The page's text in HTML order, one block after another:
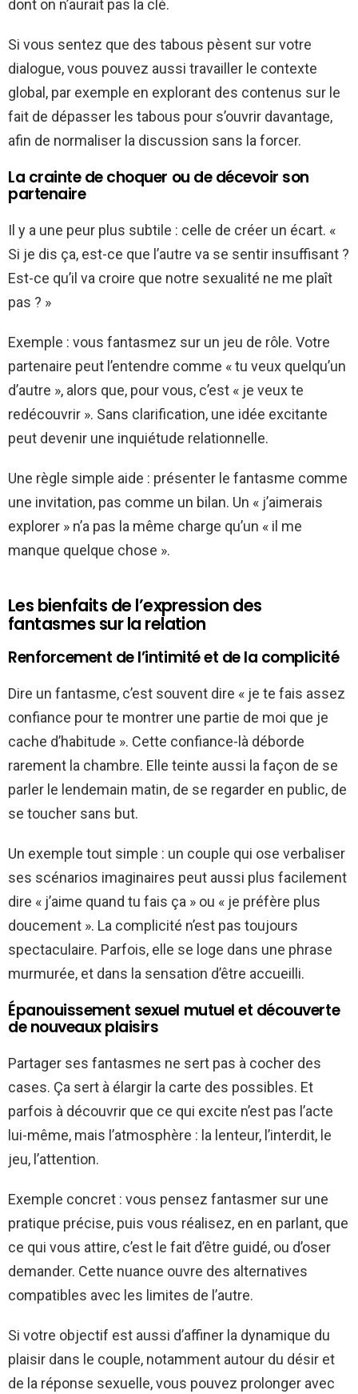
dont on n’aurait pas la clé.
Si vous sentez que des tabous pèsent sur votre
dialogue, vous pouvez aussi travailler le contexte
global, par exemple en explorant des contenus sur le
fait de dépasser les tabous pour s’ouvrir davantage,
afin de normaliser la discussion sans la forcer.
La crainte de choquer ou de décevoir son
partenaire
Il y a une peur plus subtile : celle de créer un écart. «
Si je dis ça, est-ce que l’autre va se sentir insuffisant ?
Est-ce qu’il va croire que notre sexualité ne me plaît
pas ? »
Exemple : vous fantasmez sur un jeu de rôle. Votre
partenaire peut l’entendre comme « tu veux quelqu’un
d’autre », alors que, pour vous, c’est « je veux te
redécouvrir ». Sans clarification, une idée excitante
peut devenir une inquiétude relationnelle.
Une règle simple aide : présenter le fantasme comme
une invitation, pas comme un bilan. Un « j’aimerais
explorer » n’a pas la même charge qu’un « il me
manque quelque chose ».
Les bienfaits de l’expression des
fantasmes sur la relation
Renforcement de l’intimité et de la complicité
Dire un fantasme, c’est souvent dire « je te fais assez
confiance pour te montrer une partie de moi que je
cache d’habitude ». Cette confiance-là déborde
rarement la chambre. Elle teinte aussi la façon de se
parler le lendemain matin, de se regarder en public, de
se toucher sans but.
Un exemple tout simple : un couple qui ose verbaliser
ses scénarios imaginaires peut aussi plus facilement
dire « j’aime quand tu fais ça » ou « je préfère plus
doucement ». La complicité n’est pas toujours
spectaculaire. Parfois, elle se loge dans une phrase
murmurée, et dans la sensation d’être accueilli.
Épanouissement sexuel mutuel et découverte
de nouveaux plaisirs
Partager ses fantasmes ne sert pas à cocher des
cases. Ça sert à élargir la carte des possibles. Et
parfois à découvrir que ce qui excite n’est pas l’acte
lui-même, mais l’atmosphère : la lenteur, l’interdit, le
jeu, l’attention.
Exemple concret : vous pensez fantasmer sur une
pratique précise, puis vous réalisez, en en parlant, que
ce qui vous attire, c’est le fait d’être guidé, ou d’oser
demander. Cette nuance ouvre des alternatives
compatibles avec les limites de l’autre.
Si votre objectif est aussi d’affiner la dynamique du
plaisir dans le couple, notamment autour du désir et
de la réponse sexuelle, vous pouvez prolonger avec